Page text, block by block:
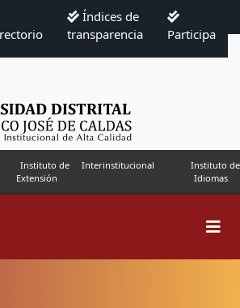
Índices de
transparencia
Participa
Instituto de
Extensión
Interinstitucional
Instituto de
Idiomas